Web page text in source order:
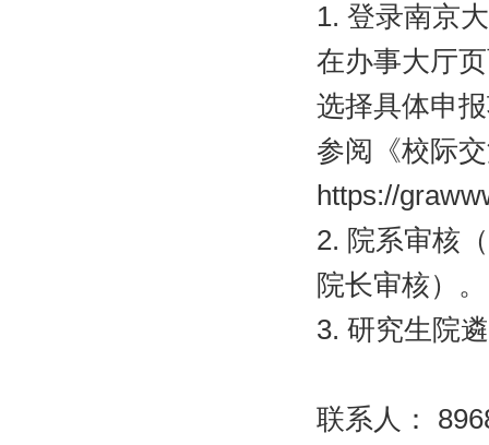
1. 登录南京
在办事大厅
选择具体申
参阅《校际
https://
2. 院系审核
院长审核）。
3. 研究生院
联系人：